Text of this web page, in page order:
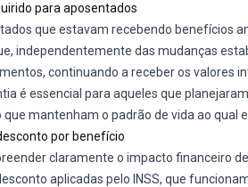
para aposentados
que estavam recebendo benefícios
independentemente das mudanças
continuando a receber os valores
é essencial para aqueles que
mantenham o padrão de vida ao qual
por benefício
claramente o impacto financeiro
aplicadas pelo INSS, que